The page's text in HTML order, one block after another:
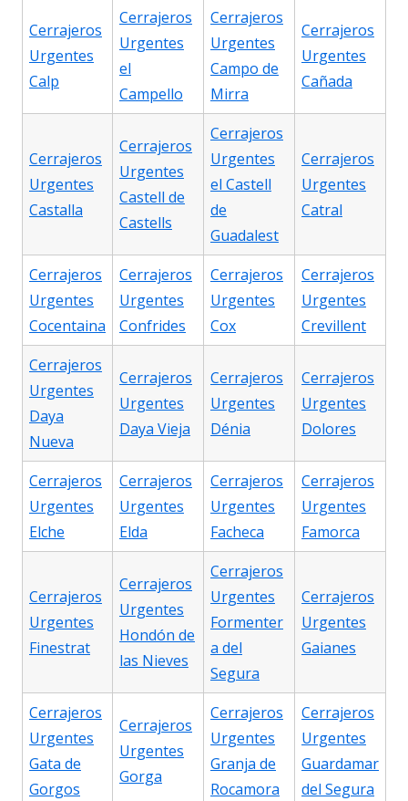
Cerrajeros
Urgentes
Calp
Cerrajeros
Urgentes
el
Campello
Cerrajeros
Urgentes
Campo de
Mirra
Cerrajeros
Urgentes
Cañada
Cerrajeros
Urgentes
Castalla
Cerrajeros
Urgentes
Castell de
Castells
Cerrajeros
Urgentes
el Castell
de
Guadalest
Cerrajeros
Urgentes
Catral
Cerrajeros
Urgentes
Cocentaina
Cerrajeros
Urgentes
Confrides
Cerrajeros
Urgentes
Cox
Cerrajeros
Urgentes
Crevillent
Cerrajeros
Urgentes
Daya
Nueva
Cerrajeros
Urgentes
Daya Vieja
Cerrajeros
Urgentes
Dénia
Cerrajeros
Urgentes
Dolores
Cerrajeros
Urgentes
Elche
Cerrajeros
Urgentes
Elda
Cerrajeros
Urgentes
Facheca
Cerrajeros
Urgentes
Famorca
Cerrajeros
Urgentes
Finestrat
Cerrajeros
Urgentes
Hondón de
las Nieves
Cerrajeros
Urgentes
Formenter
a del
Segura
Cerrajeros
Urgentes
Gaianes
Cerrajeros
Urgentes
Gata de
Gorgos
Cerrajeros
Urgentes
Gorga
Cerrajeros
Urgentes
Granja de
Rocamora
Cerrajeros
Urgentes
Guardamar
del Segura